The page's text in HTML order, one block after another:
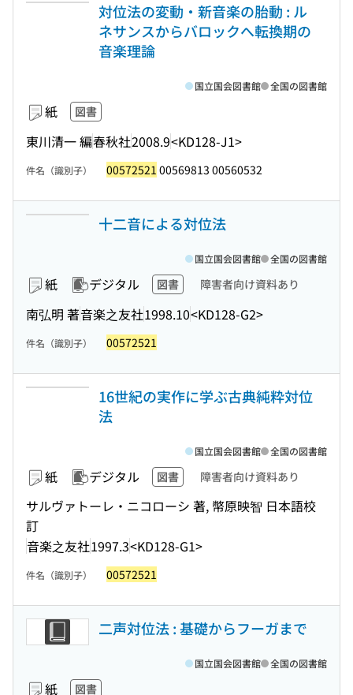
対位法の変動・新音楽の胎動 : ル
ネサンスからバロックへ転換期の
音楽理論
紙 図書
東川清一 編春秋社2008.9<KD128-J1>
国立国会図書館 全国の図書館
件名（識別子） 00572521 00569813 00560532
十二音による対位法
紙 デジタル 図書 障害者向け資料あり
南弘明 著音楽之友社1998.10<KD128-G2>
国立国会図書館 全国の図書館
件名（識別子） 00572521
16世紀の実作に学ぶ古典純粋対位
法
紙 デジタル 図書 障害者向け資料あり
サルヴァトーレ・ニコローシ 著, 幣原映智 日本語校
訂
音楽之友社1997.3<KD128-G1>
国立国会図書館 全国の図書館
件名（識別子） 00572521
二声対位法 : 基礎からフーガまで
紙 図書
国立国会図書館 全国の図書館